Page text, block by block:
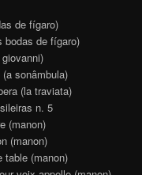
de fígaro)
bodas de fígaro)
sonâmbula)
(la traviata)
n. 5
(manon)
(manon)
table (manon)